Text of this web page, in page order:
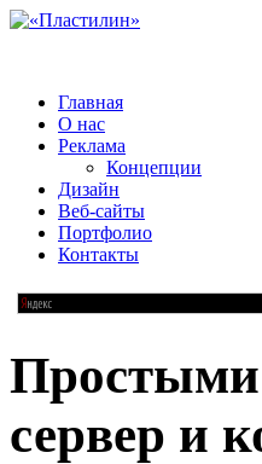
Главная
О нас
Реклама
Концепции
Дизайн
Веб-сайты
Портфолио
Контакты
Простыми
сервер и